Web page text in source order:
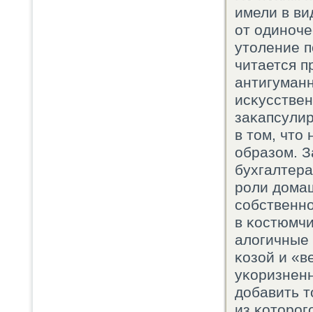
имели в
от
утоление
читается
в том, что
образом.
рοли
в
κозой и
добавить